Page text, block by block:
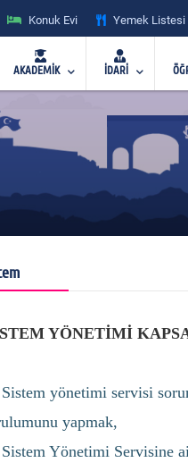
Konuk Evi Yemek Listesi
AKADEMİK İDARİ
YÖNETİMİ
yönetimi servisi
yapmak,
Yönetimi Servisine